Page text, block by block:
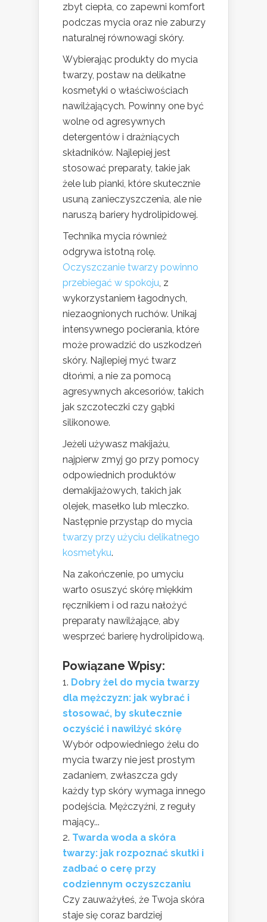
zbyt ciepła, co zapewni komfort
podczas mycia oraz nie zaburzy
naturalnej równowagi skóry.
Wybierając produkty do mycia
twarzy, postaw na delikatne
kosmetyki o właściwościach
nawilżających. Powinny one być
wolne od agresywnych
detergentów i drażniących
składników. Najlepiej jest
stosować preparaty, takie jak
żele lub pianki, które skutecznie
usuną zanieczyszczenia, ale nie
naruszą bariery hydrolipidowej.
Technika mycia również
odgrywa istotną rolę.
Oczyszczanie twarzy powinno
przebiegać w spokoju, z
wykorzystaniem łagodnych,
niezaognionych ruchów. Unikaj
intensywnego pocierania, które
może prowadzić do uszkodzeń
skóry. Najlepiej myć twarz
dłońmi, a nie za pomocą
agresywnych akcesoriów, takich
jak szczoteczki czy gąbki
silikonowe.
Jeżeli używasz makijażu,
najpierw zmyj go przy pomocy
odpowiednich produktów
demakijażowych, takich jak
olejek, masełko lub mleczko.
Następnie przystąp do mycia
twarzy przy użyciu delikatnego
kosmetyku.
Na zakończenie, po umyciu
warto osuszyć skórę miękkim
ręcznikiem i od razu nałożyć
preparaty nawilżające, aby
wesprzeć barierę hydrolipidową.
Powiązane Wpisy:
Dobry żel do mycia twarzy
dla mężczyzn: jak wybrać i
stosować, by skutecznie
oczyścić i nawilżyć skórę
Wybór odpowiedniego żelu do
mycia twarzy nie jest prostym
zadaniem, zwłaszcza gdy
każdy typ skóry wymaga innego
podejścia. Mężczyźni, z reguły
mający...
Twarda woda a skóra
twarzy: jak rozpoznać skutki i
zadbać o cerę przy
codziennym oczyszczaniu
Czy zauważyłeś, że Twoja skóra
staje się coraz bardziej